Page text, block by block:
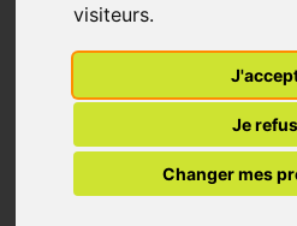
visiteurs.
Je
Changer mes